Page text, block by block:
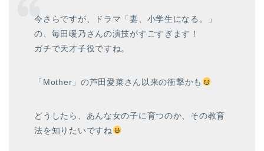
今さらですが、ドラマ「妻、小学生になる。」
の、毎田暖乃さんの演技がすごすぎます！
ガチで天才子役ですね。
「Mother」の芦田愛菜さん以来の衝撃かも
どうしたら、あんな女の子に育つのか、その教育
法を知りたいですね